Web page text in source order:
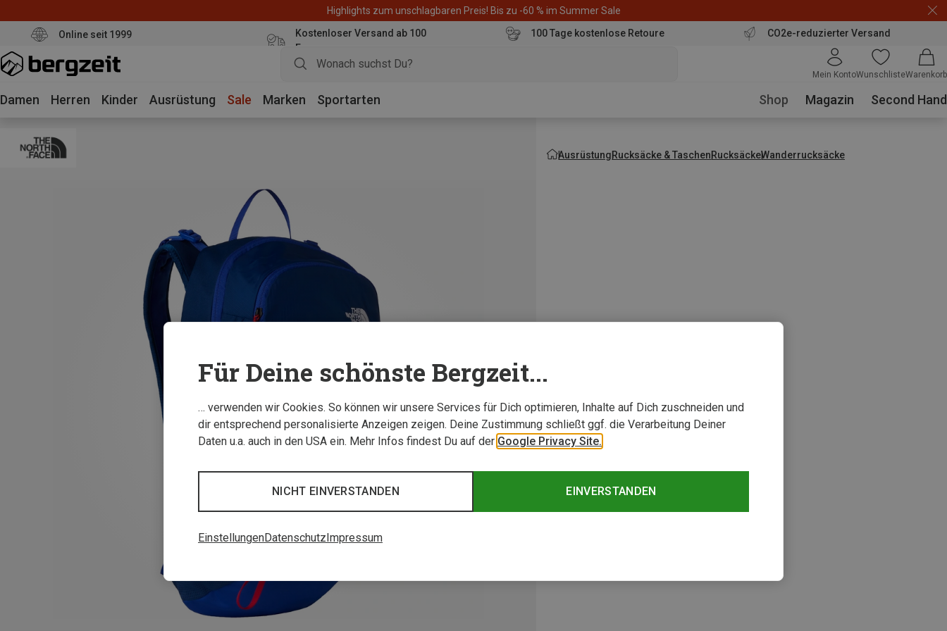
Highlights zum unschlagbaren Preis! Bis zu -60 % im Summer Sale
Online seit 1999
Kostenloser Versand ab 100
Euro
100 Tage kostenlose Retoure CO2e-reduzierter Versand
Mein KontoWunschlisteWarenkorb
Damen Herren Kinder Ausrüstung Sale Marken Sportarten Shop Magazin Second Hand
AusrüstungRucksäcke & TaschenRucksäckeWanderrucksäcke
Für Deine schönste Bergzeit...
… verwenden wir Cookies. So können wir unsere Services für Dich optimieren, Inhalte auf Dich zuschneiden und
dir entsprechend personalisierte Anzeigen zeigen. Deine Zustimmung schließt ggf. die Verarbeitung Deiner
Daten u.a. auch in den USA ein. Mehr Infos findest Du auf der Google Privacy Site.
EINVERSTANDEN
NICHT EINVERSTANDEN
EinstellungenDatenschutz Impressum